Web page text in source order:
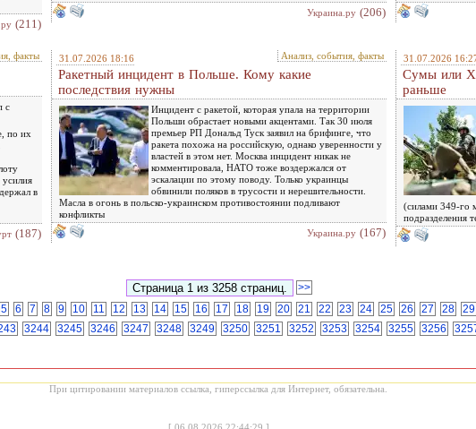
(211)
Украина.ру (206)
факты
с
по их
в
(187)
31.07.2026 18:16 Анализ, события, факты
Ракетный инцидент в Польше. Кому какие
последствия нужны
Инцидент с ракетой, которая упала на территории
Польши обрастает новыми акцентами. Так 30 июля
премьер РП Дональд Туск заявил на брифинге, что
ракета похожа на российскую, однако уверенности у
властей в этом нет. Москва инцидент никак не
комментировала, НАТО тоже воздержался от
эскалации по этому поводу. Только украинцы
обвинили поляков в трусости и нерешительности.
Масла в огонь в польско-украинском противостоянии подливают
конфликты
Украина.ру (167)
31.07.2026
Сумы или
раньше
(силами 349-го
>>
5 6 7 8 9 10 11 12 13 14 15 16 17 18 19 20 21 22 23 24 25 26 27 28 29
3244 3245 3246 3247 3248 3249 3250 3251 3252 3253 3254 3255 3256
При цитировании материалов ссылка, гиперссылка для Интернет, обязательна.